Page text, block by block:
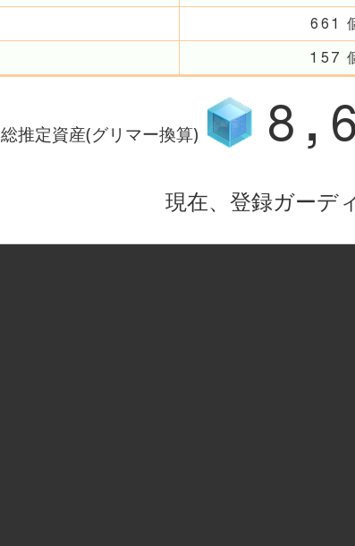
661
157
総推定資産(グリマー換算)
現在、登録ガーデ